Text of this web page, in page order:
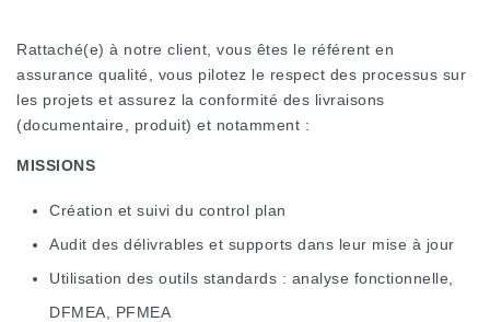
Rattaché(e) à notre client, vous êtes le référent en
assurance qualité, vous pilotez le respect des processus sur
les projets et assurez la conformité des livraisons
(documentaire, produit) et notamment :
MISSIONS
Création et suivi du control plan
Audit des délivrables et supports dans leur mise à jour
Utilisation des outils standards : analyse fonctionnelle,
DFMEA, PFMEA